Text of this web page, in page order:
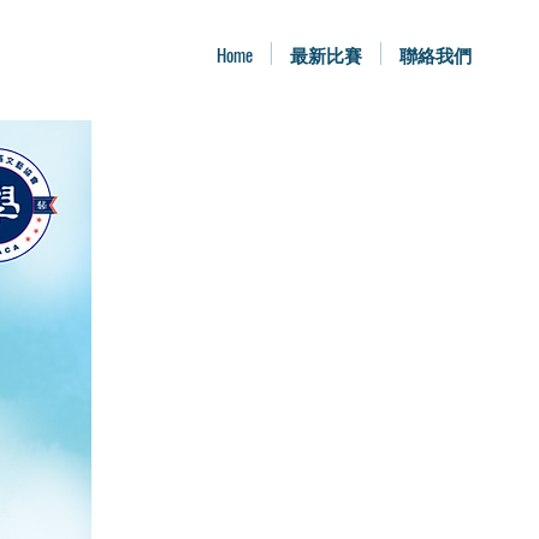
Home 最新比賽 聯絡我們